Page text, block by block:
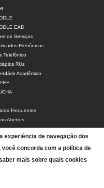
EAD
de Serviços
Eletrônicos
Telefônico
RUs
Acadêmico
Frequentes
Abertos
experiência de navegação dos
concorda com a política de
mais sobre quais cookies